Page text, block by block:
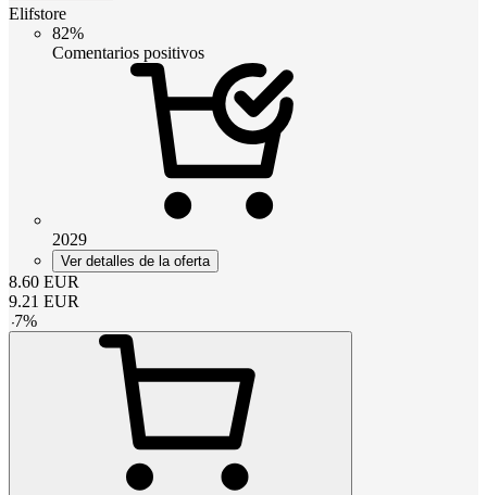
Elifstore
82%
Comentarios positivos
2029
Ver detalles de la oferta
8.60 EUR
9.21 EUR
-7%